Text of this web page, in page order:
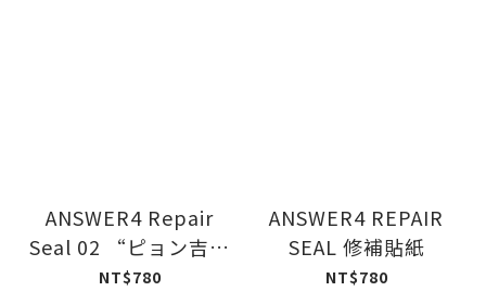
ANSWER4 Repair
Seal 02 “ピョン吉”
修補貼紙
NT$780
ANSWER4 REPAIR
SEAL 修補貼紙
NT$780